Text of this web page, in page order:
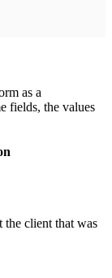
as a
fields, the values
client that was